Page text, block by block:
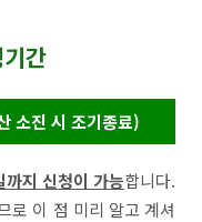
간
진 시 조기종료)
지 신청이 가능합니다.
로 이 점 미리 알고 계셔